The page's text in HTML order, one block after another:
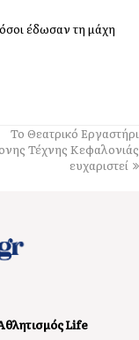
έδωσαν τη μάχη
στο
email από τον e-
Το Θεατρικό Εργαστήρι
Τέχνης Κεφαλονιάς
ευχαριστεί
Life